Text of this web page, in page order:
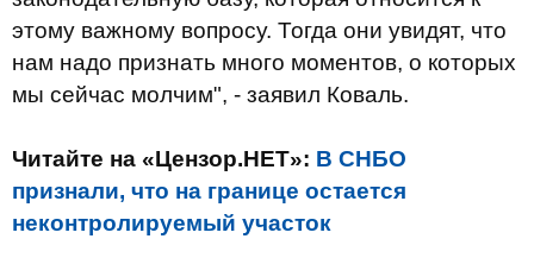
этому важному вопросу. Тогда они увидят, что
нам надо признать много моментов, о которых
мы сейчас молчим", - заявил Коваль.
Читайте на «Цензор.НЕТ»: В СНБО
признали, что на границе остается
неконтролируемый участок